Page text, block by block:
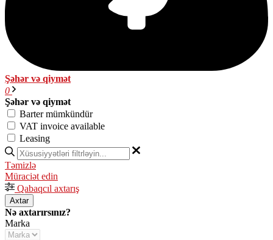
Şəhər və qiymət
0
Şəhər və qiymət
Barter mümkündür
VAT invoice available
Leasing
Təmizlə
Müraciət edin
Qabaqcıl axtarış
Axtar
Nə axtarırsınız?
Marka